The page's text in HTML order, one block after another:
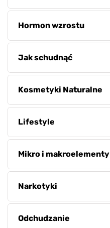
Hormon wzrostu
Jak schudnąć
Kosmetyki Naturalne
Lifestyle
Mikro i makroelementy
Narkotyki
Odchudzanie